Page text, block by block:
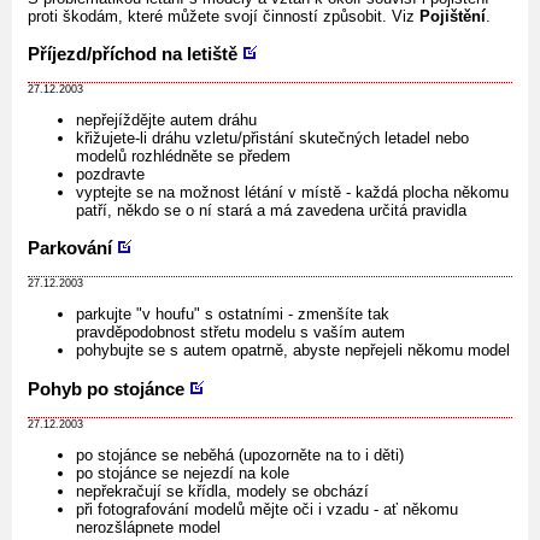
proti škodám, které můžete svojí činností způsobit. Viz Pojištění
Příjezd/příchod na letiště
27.12.2003
nepřejíždějte autem dráhu
křižujete-li dráhu vzletu/přistání skutečných letadel nebo
modelů rozhlédněte se předem
pozdravte
vyptejte se na možnost létání v místě - každá plocha někomu
patří, někdo se o ní stará a má zavedena určitá pravidla
Parkování
27.12.2003
parkujte "v houfu" s ostatními - zmenšíte tak
pravděpodobnost střetu modelu s vaším autem
pohybujte se s autem opatrně, abyste nepřejeli někomu model
Pohyb po stojánce
27.12.2003
po stojánce se neběhá (upozorněte na to i děti)
po stojánce se nejezdí na kole
nepřekračují se křídla, modely se obchází
při fotografování modelů mějte oči i vzadu - ať někomu
nerozšlápnete model